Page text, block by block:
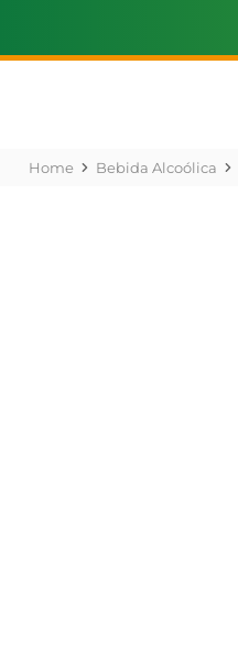
Bebida Alcoólica